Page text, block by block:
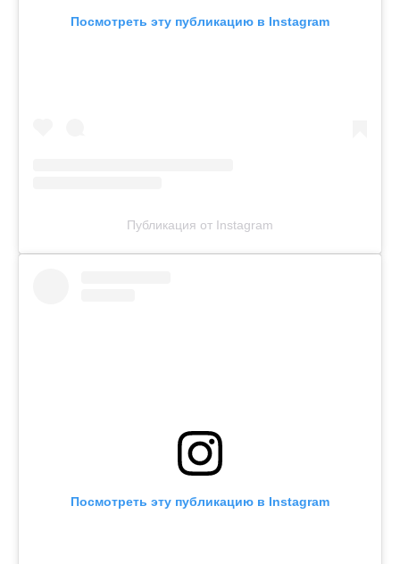
Посмотреть эту публикацию в Instagram
Публикация от Instagram
Посмотреть эту публикацию в Instagram